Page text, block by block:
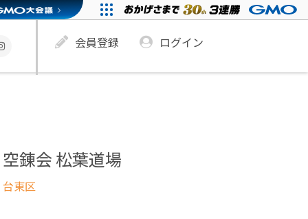
会員登録 ログイン
錬会 松葉道場
東区